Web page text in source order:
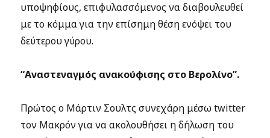
υποψηφίους, επιφυλασσόμενος να διαβουλευθεί
με το κόμμα για την επίσημη θέση ενόψει του
δεύτερου γύρου.
“Αναστεναγμός ανακούφισης στο Βερολίνο”.
Πρώτος ο Μάρτιν Σουλτς συνεχάρη μέσω twitter
τον Μακρόν για να ακολουθήσει η δήλωση του